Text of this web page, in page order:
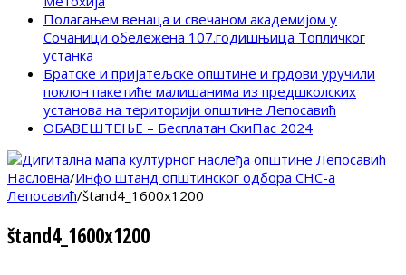
Полагањем венаца и свечаном академијом у
Сочаници обележена 107.годишњица Топличког
устанка
Братске и пријатељске општине и грдови уручили
поклон пакетиће малишанима из предшколских
установа на територији општине Лепосавић
ОБАВЕШТЕЊЕ – Бесплатан СкиПас 2024
Насловна/Инфо штанд општинског одбора СНС-а
Лепосавић/štand4_1600x1200
štand4_1600x1200